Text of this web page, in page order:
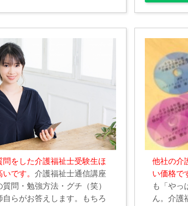
問をした介護福祉士受験生ほ
いです。介護福祉士通信講座
問・勉強方法・グチ（笑）
自らがお答えします。もちろ
他社の介
い価格で
も「やっ
ん。介護